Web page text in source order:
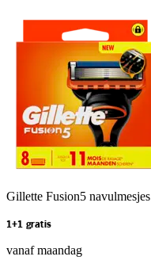
Gillette Fusion5 navulmesjes
1+1 gratis
vanaf maandag